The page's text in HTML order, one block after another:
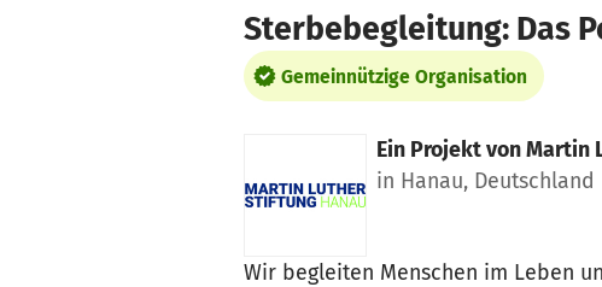
Sterbebegleitung: Das
Gemeinnützige Organisation
Ein Projekt vonMartin
in Hanau, Deutschland
Wir begleiten Menschen im Leben